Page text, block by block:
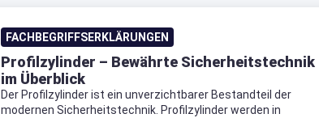
FACHBEGRIFFSERKLÄRUNGEN
Profilzylinder – Bewährte Sicherheitstechnik
im Überblick
Der Profilzylinder ist ein unverzichtbarer Bestandteil der
modernen Sicherheitstechnik. Profilzylinder werden in